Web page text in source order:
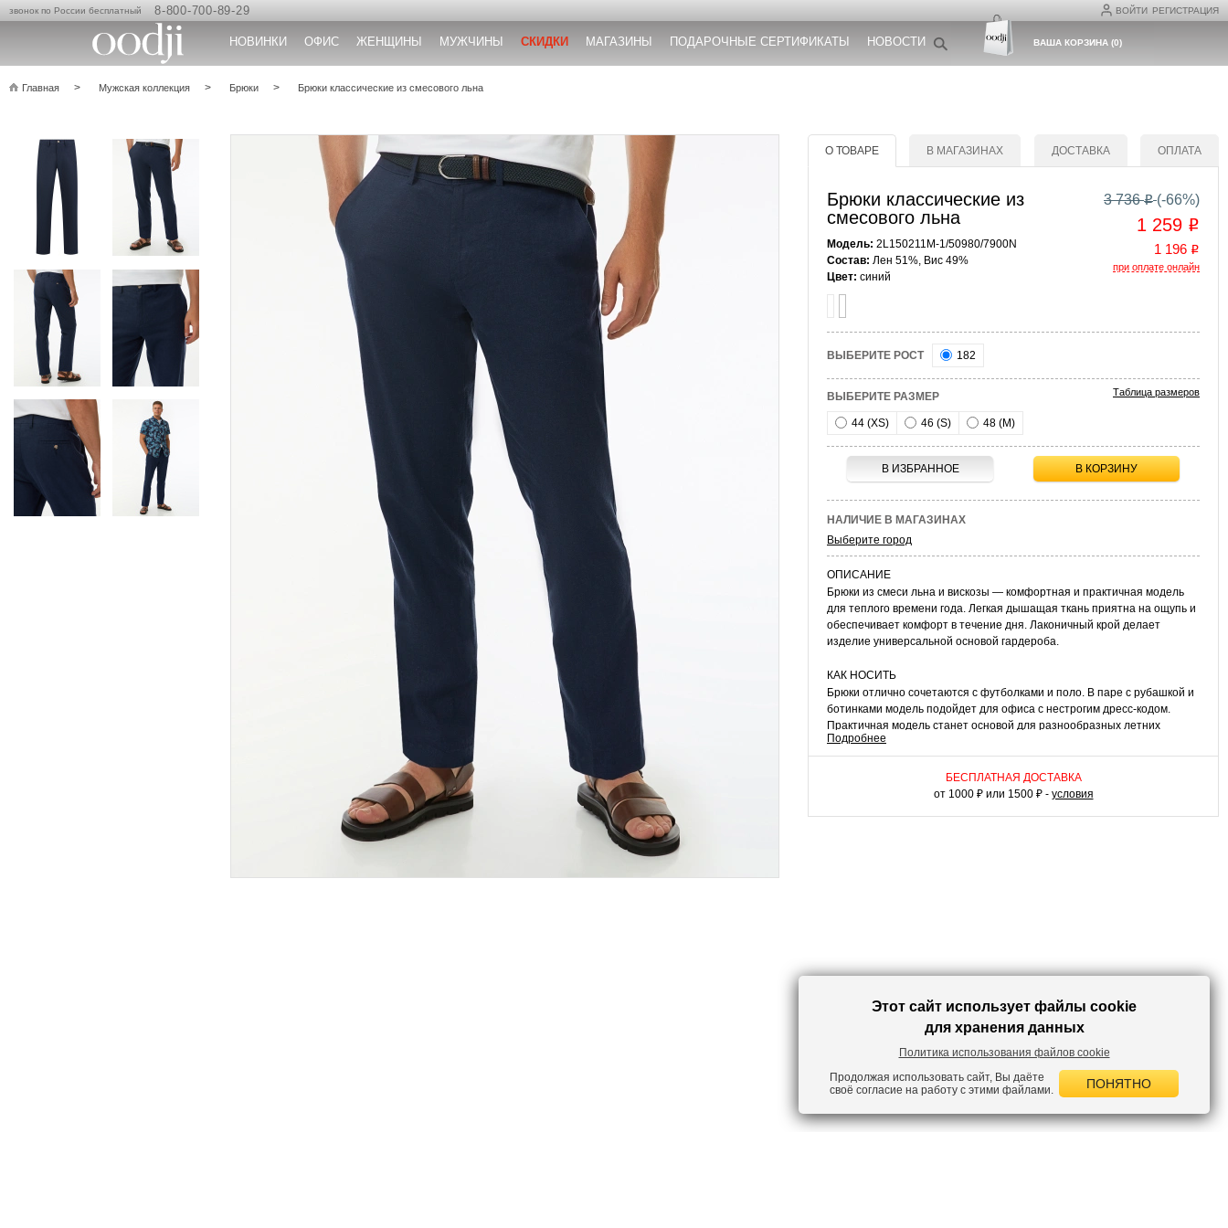
ВОЙТИ РЕГИСТРАЦИЯ
звонок по России бесплатный 8-800-700-89-29
НОВИНКИ ОФИС ЖЕНЩИНЫ МУЖЧИНЫ СКИДКИ МАГАЗИНЫ ПОДАРОЧНЫЕ СЕРТИФИКАТЫ НОВОСТИ ВАША КОРЗИНА(0)
Главная Мужская коллекция Брюки Брюки классические из смесового льна
О ТОВАРЕ В МАГАЗИНАХ ДОСТАВКА ОПЛАТА
Брюки классические из
смесового льна
Модель: 2L150211M-1/50980/7900N
Состав: Лен 51%, Вис 49%
Цвет: синий
3 736o (-66%)
1 259 o
1 196 o
при оплате онлайн
ВЫБЕРИТЕ РОСТ 182
ВЫБЕРИТЕ РАЗМЕР Таблица размеров
44 (XS) 46 (S) 48 (M)
В ИЗБРАННОЕ В КОРЗИНУ
НАЛИЧИЕ В МАГАЗИНАХ
Выберите город
ОПИСАНИЕ
Брюки из смеси льна и вискозы — комфортная и практичная модель
для теплого времени года. Легкая дышащая ткань приятна на ощупь и
обеспечивает комфорт в течение дня. Лаконичный крой делает
изделие универсальной основой гардероба.
КАК НОСИТЬ
Брюки отлично сочетаются с футболками и поло. В паре с рубашкой и
ботинками модель подойдет для офиса с нестрогим дресс-кодом.
Практичная модель станет основой для разнообразных летних
комплектов и поможет создать множество стильных образов.
Подробнее
БЕСПЛАТНАЯ ДОСТАВКА
от 1000 ₽ или 1500 ₽ - условия
Этот сайт использует файлы cookie
для хранения данных
Политика использования файлов cookie
Продолжая использовать сайт, Вы даёте
своё согласие на работу с этими файлами.
ПОНЯТНО